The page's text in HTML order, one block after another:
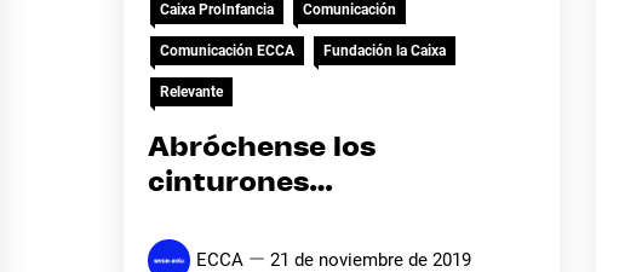
Caixa ProInfancia Comunicación
Comunicación ECCA Fundación la Caixa
Relevante
Abróchense los
cinturones…
ECCA 21 de noviembre de 2019